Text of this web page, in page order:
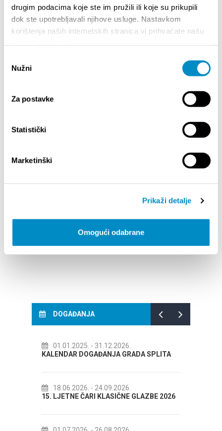
drugim podacima koje ste im pružili ili koje su prikupili
dok ste upotrebljavali njihove usluge. Nastavkom
korištenja naših internetskih stranica vi prihvaćate našu
pristanka
Nužni
Za postavke
Statistički
Marketinški
Prikaži detalje
Omogući odabrane
DOGAĐANJA
- 31.12.2026.
GRADA SPLITA
- 24.09.2026.
KLASIČNE GLAZBE 2026
14.07.2026.
72. SPLITSKO LJETO
18.07.2026.
Lito po domaću! - promotivna